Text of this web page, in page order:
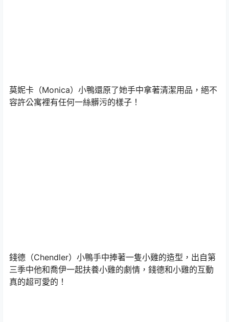
莫妮卡（Monica）小鴨還原了她手中拿著清潔用品，絕不
容許公寓裡有任何一絲髒污的樣子！
錢德（Chendler）小鴨手中捧著一隻小雞的造型，出自第
三季中他和喬伊一起扶養小雞的劇情，錢德和小雞的互動
真的超可愛的！